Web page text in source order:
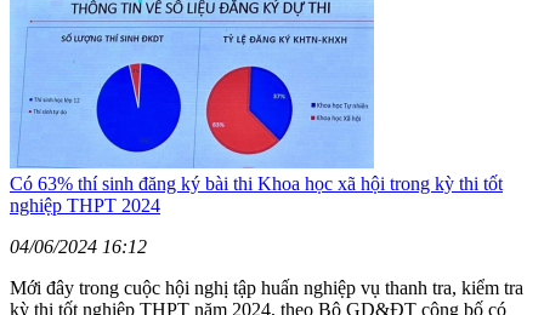
Có 63% thí sinh đăng ký bài thi Khoa học xã hội trong kỳ thi tốt
nghiệp THPT 2024
04/06/2024 16:12
Mới đây trong cuộc hội nghị tập huấn nghiệp vụ thanh tra, kiểm tra
kỳ thi tốt nghiệp THPT năm 2024, theo Bộ GD&ĐT công bố có